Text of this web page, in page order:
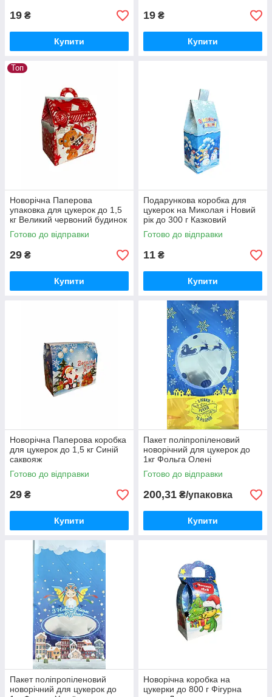
19 ₴
Купити
19 ₴
Купити
Топ
Новорічна Паперова
упаковка для цукерок до 1,5
кг Великий червоний будинок
Готово до відправки
29 ₴
Купити
Подарункова коробка для
цукерок на Миколая і Новий
рік до 300 г Казковий
будиночок сніговик
Готово до відправки
11 ₴
Купити
Новорічна Паперова коробка
для цукерок до 1,5 кг Синій
саквояж
Готово до відправки
29 ₴
Купити
Пакет поліпропіленовий
новорічний для цукерок до
1кг Фольга Олені
Готово до відправки
200,31 ₴/упаковка
Купити
Пакет поліпропіленовий
новорічний для цукерок до
Новорічна коробка на
цукерки до 800 г Фігурна